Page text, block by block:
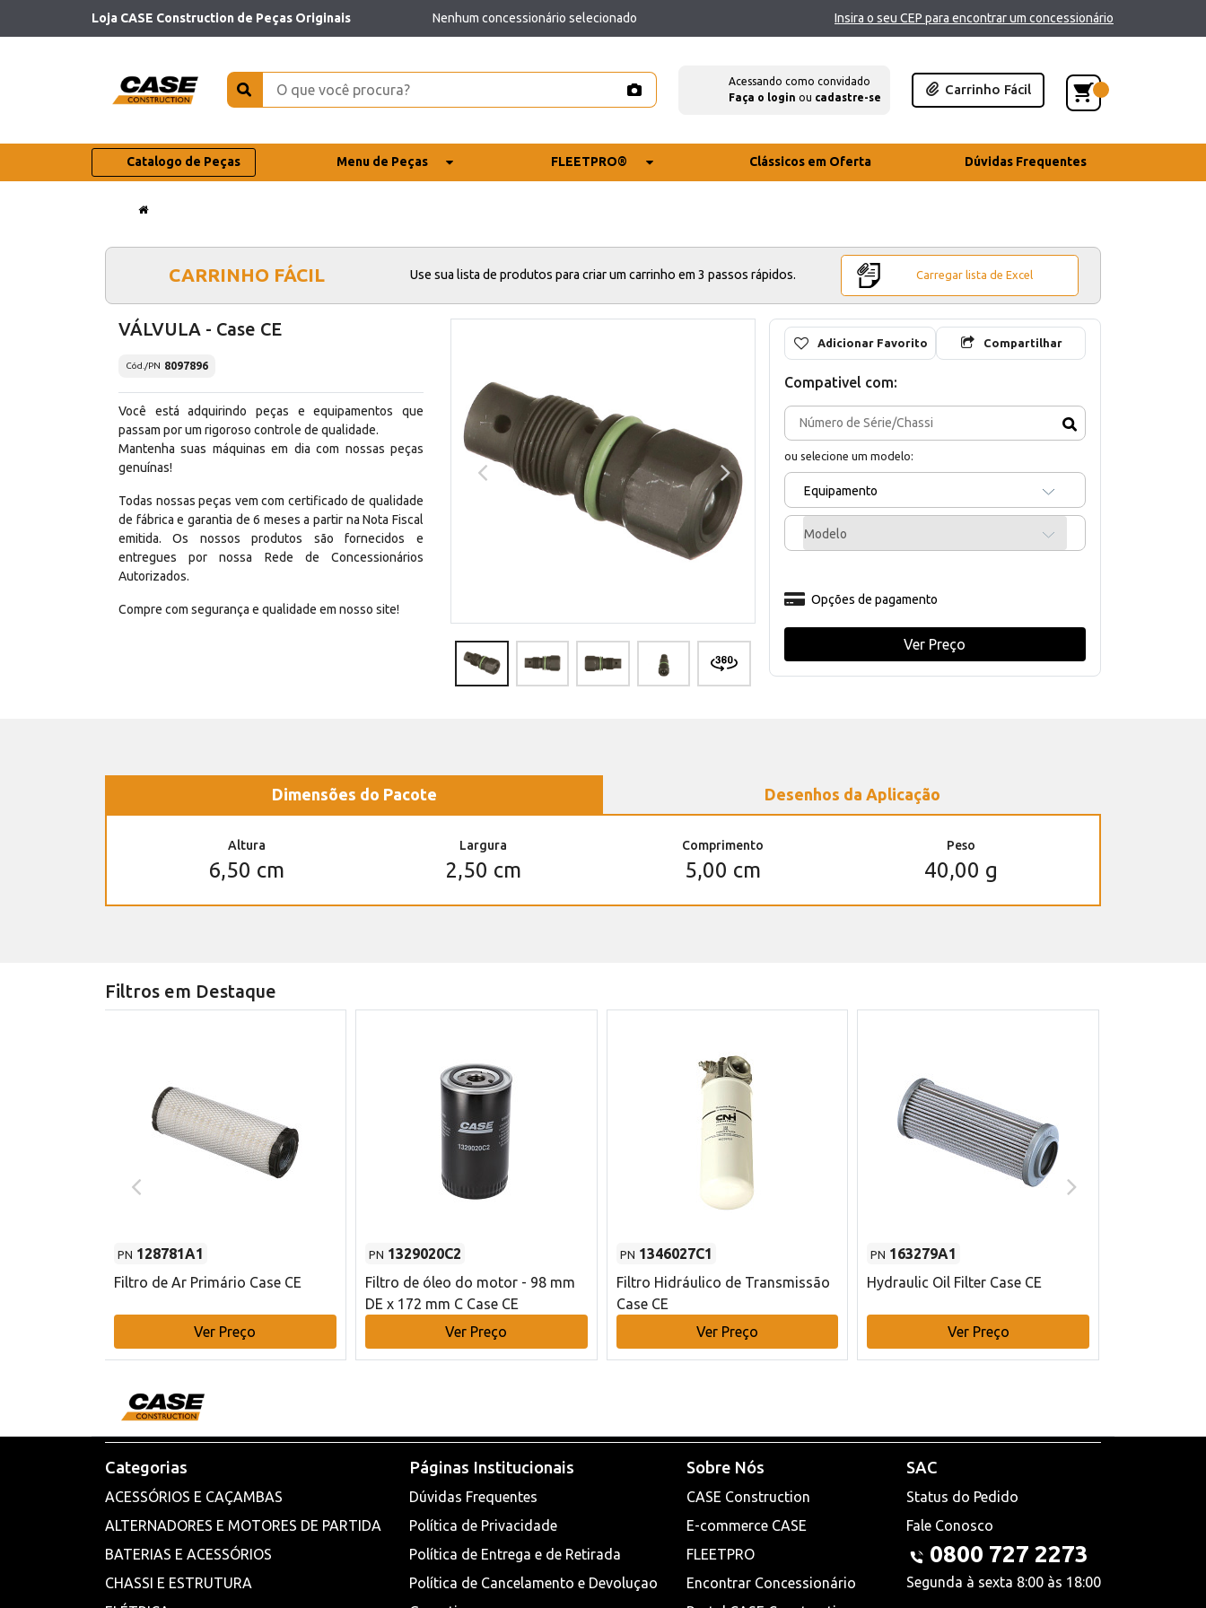
Loja CASE Construction de Peças Originais Nenhum concessionário selecionado Insira o seu CEP para encontrar um concessionário
Acessando como convidado
Faça o login ou cadastre-se
Carrinho Fácil
Catalogo de Peças Menu de Peças FLEETPRO® Clássicos em Oferta Dúvidas Frequentes
CARRINHO FÁCIL Use sua lista de produtos para criar um carrinho em 3 passos rápidos. Carregar lista de Excel
VÁLVULA - Case CE
Cód./PN 8097896
Você está adquirindo peças e equipamentos que
passam por um rigoroso controle de qualidade.
Mantenha suas máquinas em dia com nossas peças
genuínas!
Todas nossas peças vem com certificado de qualidade
de fábrica e garantia de 6 meses a partir na Nota Fiscal
emitida. Os nossos produtos são fornecidos e
entregues por nossa Rede de Concessionários
Autorizados.
Compre com segurança e qualidade em nosso site!
Adicionar Favorito Compartilhar
Compativel com:
ou selecione um modelo:
Equipamento
Modelo
Opções de pagamento
Ver Preço
Dimensões do Pacote Desenhos da Aplicação
Altura
6,50 cm
Largura
2,50 cm
Comprimento
5,00 cm
Peso
40,00 g
Filtros em Destaque
PN 128781A1
Filtro de Ar Primário Case CE
Ver Preço
PN 1329020C2
Filtro de óleo do motor - 98 mm
DE x 172 mm C Case CE
Ver Preço
PN 1346027C1
Filtro Hidráulico de Transmissão
Case CE
Ver Preço
PN 163279A1
Hydraulic Oil Filter Case CE
Ver Preço
Categorias
ACESSÓRIOS E CAÇAMBAS
ALTERNADORES E MOTORES DE PARTIDA
BATERIAS E ACESSÓRIOS
CHASSI E ESTRUTURA
Páginas Institucionais
Dúvidas Frequentes
Política de Privacidade
Política de Entrega e de Retirada
Política de Cancelamento e Devoluçao
Sobre Nós
CASE Construction
E-commerce CASE
FLEETPRO
Encontrar Concessionário
SAC
Status do Pedido
Fale Conosco
0800 727 2273
Segunda à sexta 8:00 às 18:00